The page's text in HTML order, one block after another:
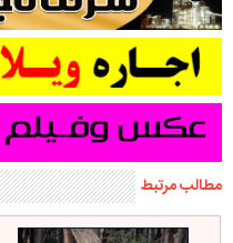
مطالب مرتبط